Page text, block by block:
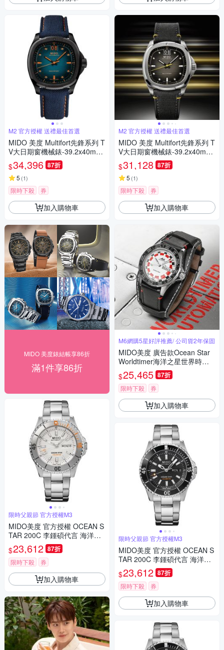
M2 官方授權 送禮最佳首選
MIDO 美度 Multifort先鋒系列 T
V大日期窗機械錶-39.2x40mm
藍 M0495263704100
$34,396 87折
5 (1)
限時下殺 券
加入購物車
MIDO 美度錶結帳享86折
滿1件享86折
限時父親節 官方授權M3
MIDO美度 官方授權 OCEAN S
TAR 200C 李鍾碩代言 海洋之
星 潛水機械腕錶 父親節 禮物
推薦 41mm/M0269301103100
$23,612 87折
限時下殺 券
加入購物車
M2 官方授權 送禮最佳首選
MIDO 美度 Multifort先鋒系列 T
V大日期窗機械錶-39.2x40mm
M0495261708101
$31,128 87折
5 (1)
限時下殺 券
加入購物車
M6網購5星好評推薦/ 公司貨2年保固
MIDO美度 廣告款Ocean Star
Worldtimer海洋之星世界時區
復刻錶40.5㎜ M6(M02683016
03000)
$25,465 87折
限時下殺 券
加入購物車
限時父親節 官方授權M3
MIDO美度 官方授權 OCEAN S
TAR 200C 李鍾碩代言 海洋之
星 潛水機械腕錶 父親節 禮物
推薦 41mm/M0269301105100
$23,612 87折
限時下殺 券
加入購物車